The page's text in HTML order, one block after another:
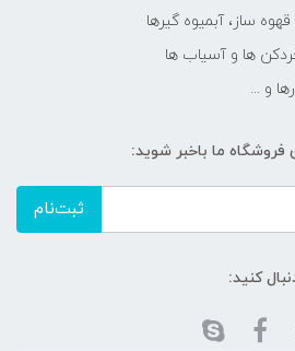
ساز، آبمیوه گیرها
ها و آسیاب ها
و ...
ما باخبر شوید:
ثبت‌نام
کنید: